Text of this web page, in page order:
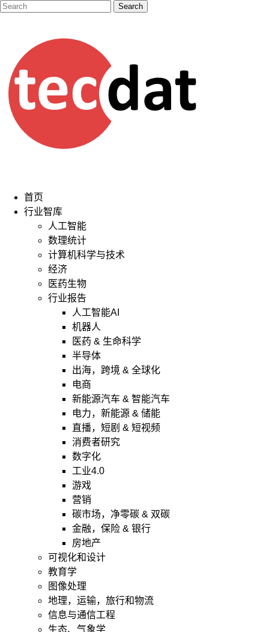
首页
行业智库
人工智能
数理统计
计算机科学与技术
经济
医药生物
行业报告
人工智能AI
机器人
医药 & 生命科学
半导体
出海，跨境 & 全球化
电商
新能源汽车 & 智能汽车
电力，新能源 & 储能
直播，短剧 & 短视频
消费者研究
数字化
工业4.0
游戏
营销
碳市场，净零碳 & 双碳
金融，保险 & 银行
房地产
可视化和设计
教育学
图像处理
地理，运输，旅行和物流
信息与通信工程
生态、气象学